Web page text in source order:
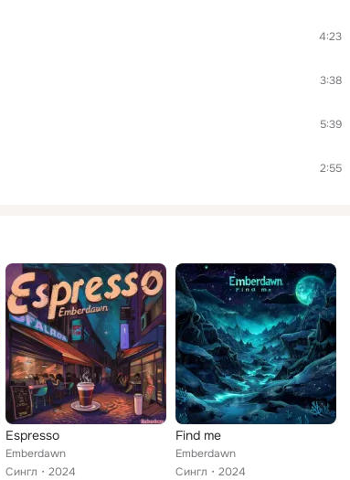
4:23
3:38
5:39
2:55
Espresso
Emberdawn
Сингл
2024
Find me
Emberdawn
Сингл
2024